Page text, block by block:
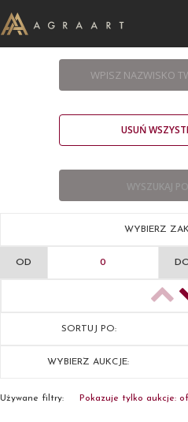
USUŃ
WYBIERZ
OD
SORTUJ PO:
WYBIERZ AUKCJE:
Używane filtry: Pokazuje tylko aukcje: